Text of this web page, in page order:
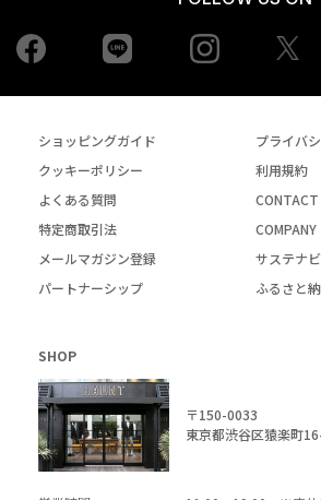
Facebook Instagram
ショッピングガイド
プライバ
クッキーポリシー
利用規約
よくある質問
CONTACT
特定商取引法
COMPANY
メールマガジン登録
サステナ
パートナーシップ
ふるさと
SHOP
〒150-0033
東京都渋谷区猿楽町